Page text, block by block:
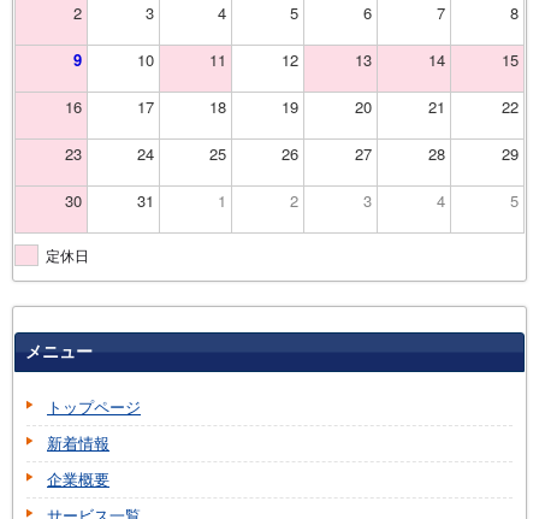
2 3 4 5 6 7 8
9 10 11 12 13 14 15
16 17 18 19 20 21 22
23 24 25 26 27 28 29
30 31 1 2 3 4 5
定休日
メニュー
トップページ
新着情報
企業概要